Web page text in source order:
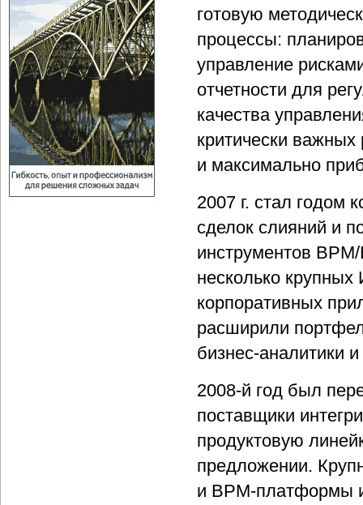
готовую
процессы:
управление
отчетности для
качества
критически
и максимально
2007 г. стал годом
сделок слияний и
инструментов
несколько
корпоративных
расширили
бизнес-аналитики
2008-й год был
поставщики
продуктовую
предложении.
и BPM-платформы